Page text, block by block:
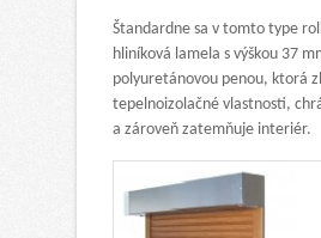
Štandardne sa v tomto type
hliníková lamela s výškou 37
polyuretánovou penou, ktorá
tepelnoizolačné vlastnosti,
a zároveň zatemňuje interiér.